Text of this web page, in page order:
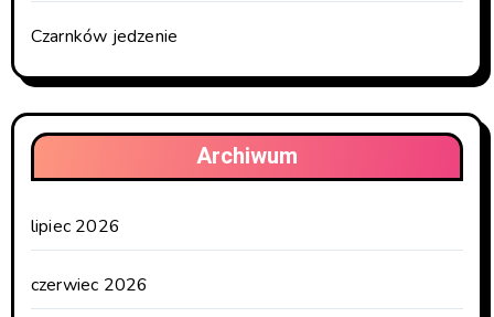
Czarnków jedzenie
Archiwum
lipiec 2026
czerwiec 2026